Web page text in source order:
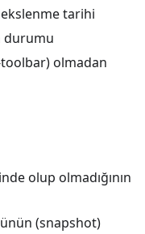
tarihi
durumu
olmadan
olup olmadığının
(snapshot)